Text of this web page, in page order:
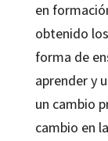
en
obtenido
forma de
aprender y
un cambio
cambio en